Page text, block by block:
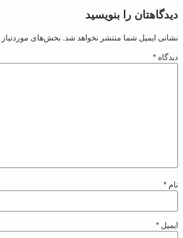
دیدگاهتان را بنویسید
نشانی ایمیل شما منتشر نخواهد شد. بخش‌های
دیدگاه *
نام *
ایمیل *